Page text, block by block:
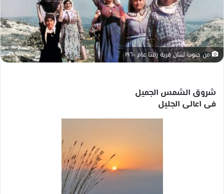
من جنوب لبنان قرية زفتا عام ١٩٦٠
شروق الشمس الجميل
فى اعالى الجليل